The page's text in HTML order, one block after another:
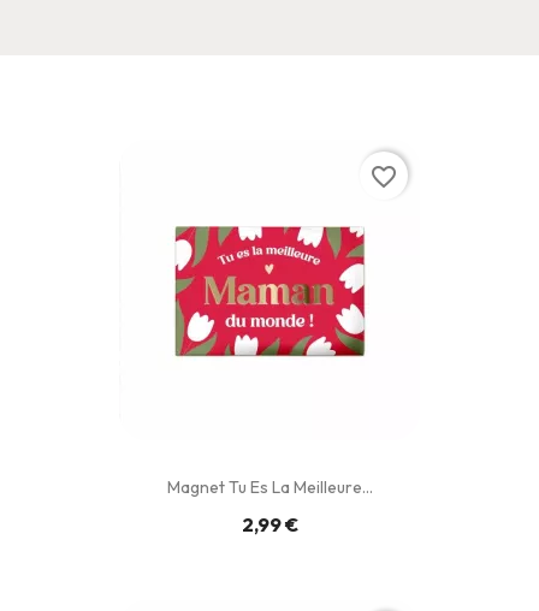
Magnet Tu Es La Meilleure...
2,99 €
favorite_border